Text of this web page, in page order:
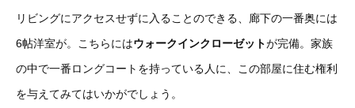
リビングにアクセスせずに入ることのできる、廊下の一番奥には
6帖洋室が。こちらにはウォークインクローゼットが完備。家族
の中で一番ロングコートを持っている人に、この部屋に住む権利
を与えてみてはいかがでしょう。